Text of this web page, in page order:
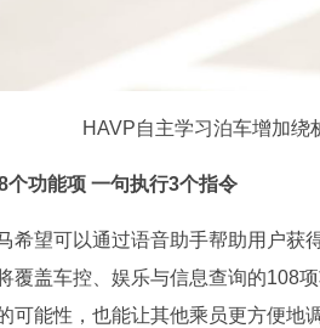
HAVP自主学习泊车增加绕
个功能项 一句执行3个指令
希望可以通过语音助手帮助用户获
覆盖车控、娱乐与信息查询的108
可能性，也能让其他乘员更方便地